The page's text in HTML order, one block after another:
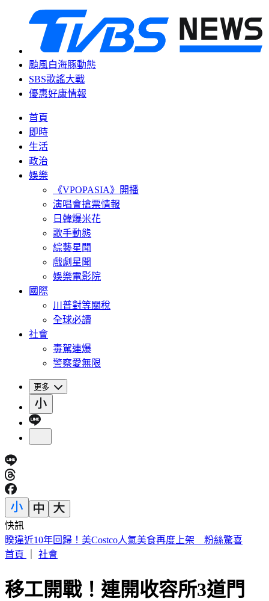
颱風白海豚動態
SBS歌謠大戰
優惠好康情報
首頁
即時
生活
政治
娛樂
《VPOPASIA》開播
演唱會搶票情報
日韓爆米花
歌手動態
綜藝星聞
戲劇星聞
娛樂電影院
國際
川普對等關稅
全球必讀
社會
毒駕連爆
警察愛無限
更多
快訊
英仙座流星雨將登場！當晚幾乎無月光干擾 最佳觀賞時機曝
首頁
社會
移工開戰！連開收容所3道門